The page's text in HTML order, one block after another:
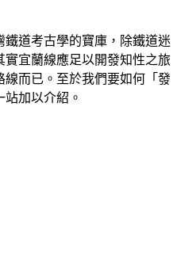
道考古學的寶庫，除鐵道迷
宜蘭線應足以開發知性之旅
而已。至於我們要如何「發
加以介紹。